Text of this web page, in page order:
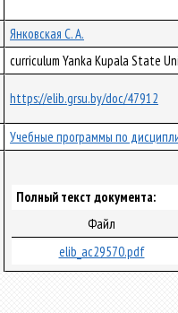
Янковская С. А.
curriculum Yanka Kupala State
https://elib.grsu.by/doc/47912
Учебные программы по
Полный текст документа:
Файл
elib_ac29570.pdf